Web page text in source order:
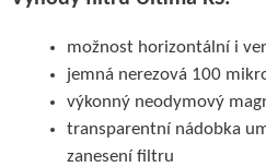
možnost horizontální i
jemná nerezová 100
výkonný neodymový
transparentní nádobka
zanesení filtru